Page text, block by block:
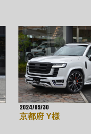
2024/09/30
京都府 Y様